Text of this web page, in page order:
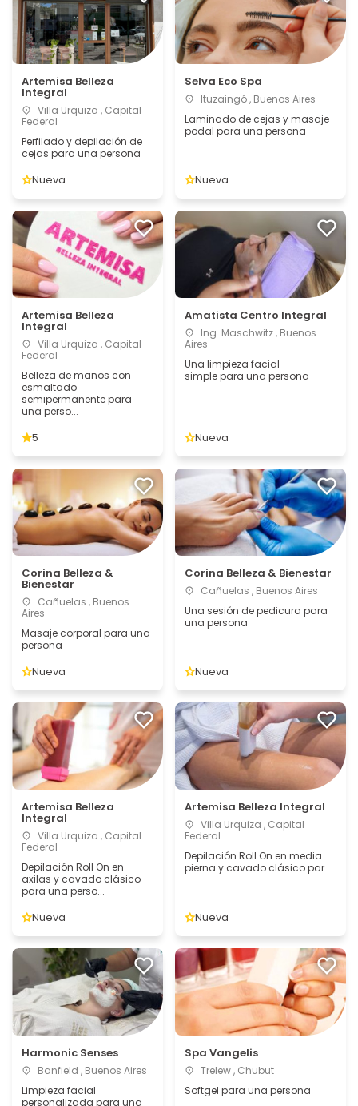
Artemisa Belleza
Integral
Villa Urquiza , Capital
Federal
Perfilado y depilación de
cejas para una persona
Nueva
Selva Eco Spa
Ituzaingó , Buenos Aires
Laminado de cejas y masaje
podal para una persona
Nueva
Artemisa Belleza
Integral
Villa Urquiza , Capital
Federal
Belleza de manos con
esmaltado
semipermanente para
una perso...
5
Amatista Centro Integral
Ing. Maschwitz , Buenos
Aires
Una limpieza facial
simple para una persona
Nueva
Corina Belleza &
Bienestar
Cañuelas , Buenos
Aires
Masaje corporal para una
persona
Nueva
Corina Belleza & Bienestar
Cañuelas , Buenos Aires
Una sesión de pedicura para
una persona
Nueva
Artemisa Belleza
Integral
Villa Urquiza , Capital
Federal
Depilación Roll On en
axilas y cavado clásico
para una perso...
Nueva
Artemisa Belleza Integral
Villa Urquiza , Capital
Federal
Depilación Roll On en media
pierna y cavado clásico par...
Nueva
Harmonic Senses
Banfield , Buenos Aires
Limpieza facial
personalizada para una
Spa Vangelis
Trelew , Chubut
Softgel para una persona